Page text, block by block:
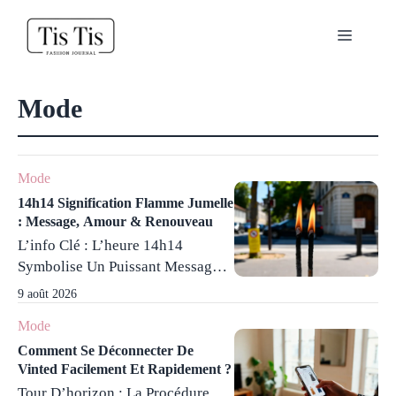
contenu
Menu
Mode
Mode
14h14 Signification Flamme Jumelle
: Message, Amour & Renouveau
L’info Clé : L’heure 14h14
Symbolise Un Puissant Message
Spirituel D’équilibre Et De
Transformation, Particulièrement
Significatif Dans La Dynamique
Des Flammes Jumelles. Sa
Réduction Numérologique À 1
9 août 2026
Mode
Comment Se Déconnecter De
Vinted Facilement Et Rapidement ?
Tour D’horizon : La Procédure